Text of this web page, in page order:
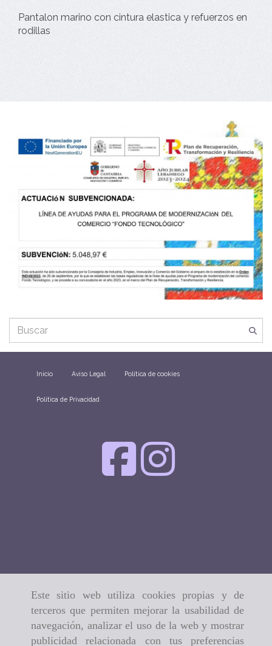
Este sitio web utiliza cookies propias y de
terceros que permiten mejorar la usabilidad de
navegación, analizar el uso de la web y mostrar
publicidad relacionada con tus preferencias
Pantalon marino con cintura elastica y refuerzos en
rodillas
Inicio Aviso Legal Política de cookies
Política de Privacidad